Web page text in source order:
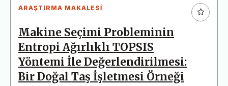
ARAŞTIRMA MAKALESI
Makine Seçimi Probleminin
Entropi Ağırlıklı TOPSIS
Yöntemi İle Değerlendirilmesi:
Bir Doğal Taş İşletmesi Örneği